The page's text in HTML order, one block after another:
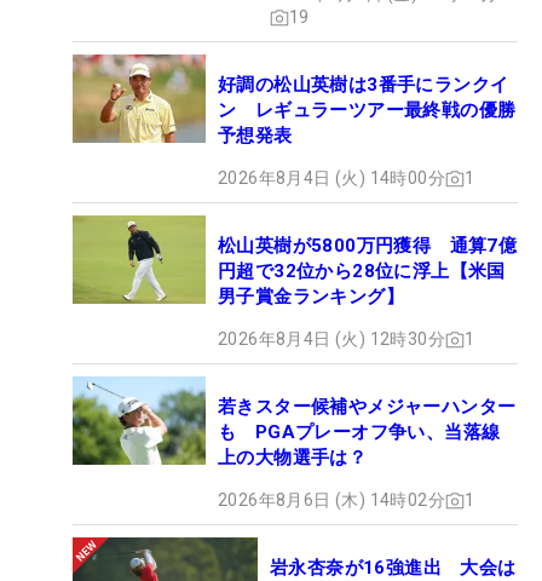
19
好調の松山英樹は3番手にランクイ
ン レギュラーツアー最終戦の優勝
予想発表
2026年8月4日 (火) 14時00分 1
松山英樹が5800万円獲得 通算7億
円超で32位から28位に浮上【米国
男子賞金ランキング】
2026年8月4日 (火) 12時30分 1
若きスター候補やメジャーハンター
も PGAプレーオフ争い、当落線
上の大物選手は？
2026年8月6日 (木) 14時02分 1
岩永杏奈が16強進出 大会は